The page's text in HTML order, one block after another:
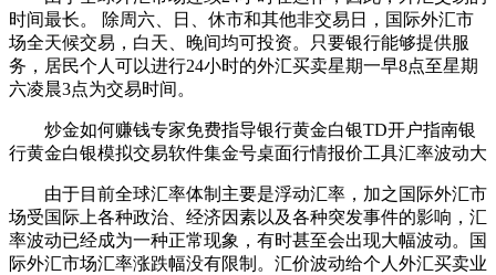
时间最长。 除周六、日、休市和其他非交易日，国际外汇市
场全天候交易，白天、晚间均可投资。只要银行能够提供服
务，居民个人可以进行24小时的外汇买卖星期一早8点至星期
六凌晨3点为交易时间。
炒金如何赚钱专家免费指导银行黄金白银TD开户指南银
行黄金白银模拟交易软件集金号桌面行情报价工具汇率波动大
由于目前全球汇率体制主要是浮动汇率，加之国际外汇市
场受国际上各种政治、经济因素以及各种突发事件的影响，汇
率波动已经成为一种正常现象，有时甚至会出现大幅波动。国
际外汇市场汇率涨跌幅没有限制。汇价波动给个人外汇买卖业